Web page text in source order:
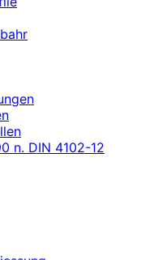
n. DIN 4102-12